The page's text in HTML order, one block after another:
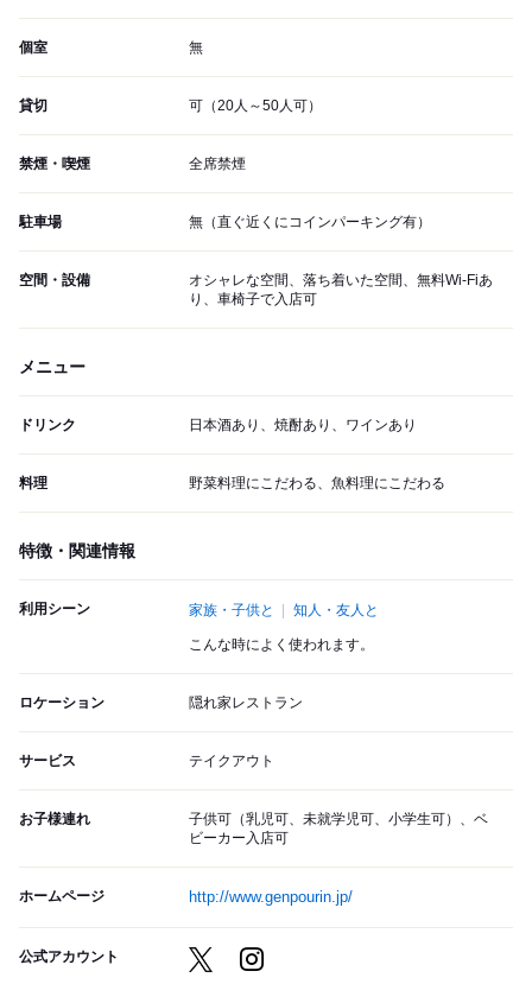
個室 無
貸切 可（20人～50人可）
禁煙・喫煙 全席禁煙
駐車場 無（直ぐ近くにコインパーキング有）
空間・設備
オシャレな空間、落ち着いた空間、無料Wi-Fiあ
り、車椅子で入店可
メニュー
ドリンク 日本酒あり、焼酎あり、ワインあり
料理 野菜料理にこだわる、魚料理にこだわる
特徴・関連情報
利用シーン 家族・子供と 知人・友人と
こんな時によく使われます。
ロケーション 隠れ家レストラン
サービス テイクアウト
お子様連れ
子供可（乳児可、未就学児可、小学生可）、ベ
ビーカー入店可
ホームページ http://www.genpourin.jp/
公式アカウント